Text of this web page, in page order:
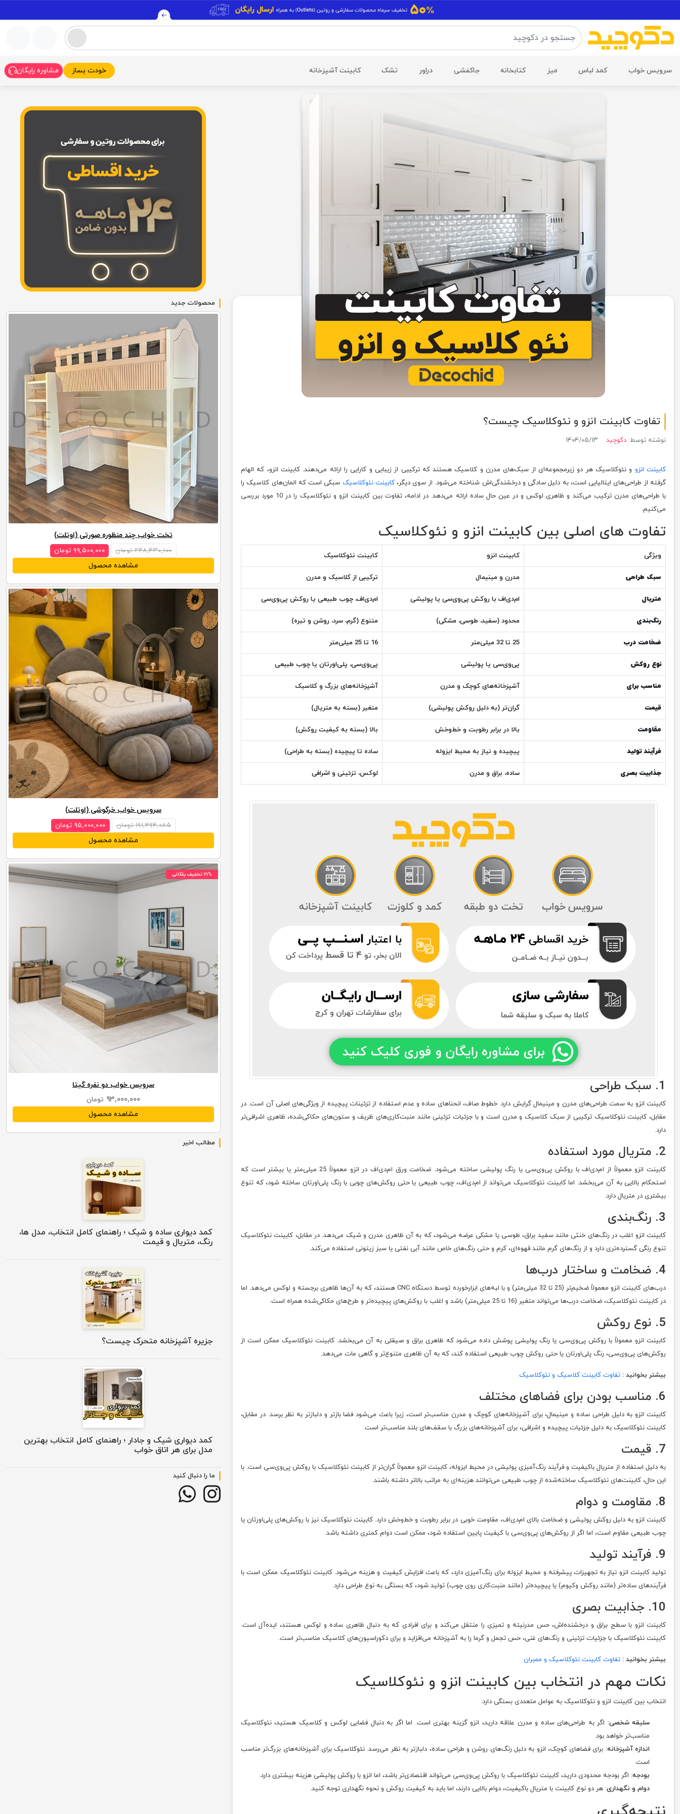
سرویس خواب کمد لباس میز کتابخانه جاکفشی دراور تشک کابینت آشپزخانه خودت بساز مشاوره رایگان
تفاوت کابینت انزو و نئوکلاسیک چیست؟
نوشته توسط: دکوچید ۱۴۰۴/۰۵/۱۳
کابینت انزو و نئوکلاسیک هر دو زیرمجموعه‌ای از سبک‌های مدرن و کلاسیک هستند که ترکیبی از زیبایی و کارایی را ارائه می‌دهند. کابینت انزو، که الهام
گرفته از طراحی‌های ایتالیایی است، به دلیل سادگی و درخشندگی‌اش شناخته می‌شود. از سوی دیگر،کابینت نئوکلاسیک سبکی است که المان‌های کلاسیک را
با طراحی‌های مدرن ترکیب می‌کند و ظاهری لوکس و در عین حال ساده ارائه می‌دهد. در ادامه، تفاوت بین کابینت انزو و نئوکلاسیک را در 10 مورد بررسی
می‌کنیم.
تفاوت های اصلی بین کابینت انزو و نئوکلاسیک
ویژگی کابینت انزو کابینت نئوکلاسیک
سبک طراحی مدرن و مینیمال ترکیبی از کلاسیک و مدرن
متریال ام‌دی‌اف با روکش پی‌وی‌سی یا پولیشی ام‌دی‌اف، چوب طبیعی یا روکش پی‌وی‌سی
رنگ‌بندی محدود (سفید، طوسی، مشکی) متنوع (گرم، سرد، روشن و تیره)
ضخامت درب 25 تا 32 میلی‌متر 16 تا 25 میلی‌متر
نوع روکش پی‌وی‌سی یا پولیشی پی‌وی‌سی، پلی‌اورتان یا چوب طبیعی
مناسب برای آشپزخانه‌های کوچک و مدرن آشپزخانه‌های بزرگ و کلاسیک
قیمت گران‌تر (به دلیل روکش پولیشی) متغیر (بسته به متریال)
مقاومت بالا در برابر رطوبت و خط‌وخش بالا (بسته به کیفیت روکش)
فرآیند تولید پیچیده و نیاز به محیط ایزوله ساده تا پیچیده (بسته به طراحی)
جذابیت بصری ساده، براق و مدرن لوکس، تزئینی و اشرافی
1. سبک طراحی
کابینت انزو به سمت طراحی‌های مدرن و مینیمال گرایش دارد. خطوط صاف، انحناهای ساده و عدم استفاده از تزئینات پیچیده از ویژگی‌های اصلی آن است. در
مقابل، کابینت نئوکلاسیک ترکیبی از سبک کلاسیک و مدرن است و با جزئیات تزئینی مانند منبت‌کاری‌های ظریف و ستون‌های حکاکی‌شده، ظاهری اشرافی‌تر
دارد.
2. متریال مورد استفاده
کابینت انزو معمولاً از ام‌دی‌اف با روکش پی‌وی‌سی یا رنگ پولیشی ساخته می‌شود. ضخامت ورق ام‌دی‌اف در انزو معمولاً 25 میلی‌متر یا بیشتر است که
استحکام بالایی به آن می‌بخشد. اما کابینت نئوکلاسیک می‌تواند از ام‌دی‌اف، چوب طبیعی یا حتی روکش‌های چوبی با رنگ پلی‌اورتان ساخته شود، که تنوع
بیشتری در متریال دارد.
3. رنگ‌بندی
کابینت انزو اغلب در رنگ‌های خنثی مانند سفید براق، طوسی یا مشکی عرضه می‌شود، که به آن ظاهری مدرن و شیک می‌دهد. در مقابل، کابینت نئوکلاسیک
تنوع رنگی گسترده‌تری دارد و از رنگ‌های گرم مانند قهوه‌ای، کرم و حتی رنگ‌های خاص مانند آبی نفتی یا سبز زیتونی استفاده می‌کند.
4. ضخامت و ساختار درب‌ها
درب‌های کابینت انزو معمولاً ضخیم‌تر (25 تا 32 میلی‌متر) و با لبه‌های ابزارخورده توسط دستگاه CNC هستند، که به آن‌ها ظاهری برجسته و لوکس می‌دهد. اما
در کابینت نئوکلاسیک، ضخامت درب‌ها می‌تواند متغیر (16 تا 25 میلی‌متر) باشد و اغلب با روکش‌های پیچیده‌تر و طرح‌های حکاکی‌شده همراه است.
5. نوع روکش
کابینت انزو معمولاً با روکش پی‌وی‌سی یا رنگ پولیشی پوشش داده می‌شود که ظاهری براق و صیقلی به آن می‌بخشد. کابینت نئوکلاسیک ممکن است از
روکش‌های پی‌وی‌سی، رنگ پلی‌اورتان یا حتی روکش چوب طبیعی استفاده کند، که به آن ظاهری متنوع‌تر و گاهی مات می‌دهد.
بیشتر بخوانید : تفاوت کابینت کلاسیک و نئوکلاسیک
6. مناسب بودن برای فضاهای مختلف
کابینت انزو به دلیل طراحی ساده و مینیمال، برای آشپزخانه‌های کوچک و مدرن مناسب‌تر است، زیرا باعث می‌شود فضا بازتر و دلبازتر به نظر برسد. در مقابل،
کابینت نئوکلاسیک به دلیل جزئیات پیچیده و اشرافی، برای آشپزخانه‌های بزرگ با سقف‌های بلند مناسب‌تر است.
7. قیمت
به دلیل استفاده از متریال باکیفیت و فرآیند رنگ‌آمیزی پولیشی در محیط ایزوله، کابینت انزو معمولاً گران‌تر از کابینت نئوکلاسیک با روکش پی‌وی‌سی است. با
این حال، کابینت‌های نئوکلاسیک ساخته‌شده از چوب طبیعی می‌توانند هزینه‌ای به مراتب بالاتر داشته باشند.
8. مقاومت و دوام
کابینت انزو به دلیل روکش پولیشی و ضخامت بالای ام‌دی‌اف، مقاومت خوبی در برابر رطوبت و خط‌وخش دارد. کابینت نئوکلاسیک نیز با روکش‌های پلی‌اورتان یا
چوب طبیعی مقاوم است، اما اگر از روکش‌های پی‌وی‌سی با کیفیت پایین استفاده شود، ممکن است دوام کمتری داشته باشد.
9. فرآیند تولید
تولید کابینت انزو نیاز به تجهیزات پیشرفته و محیط ایزوله برای رنگ‌آمیزی دارد، که باعث افزایش کیفیت و هزینه می‌شود. کابینت نئوکلاسیک ممکن است با
فرآیندهای ساده‌تر (مانند روکش وکیوم) یا پیچیده‌تر (مانند منبت‌کاری روی چوب) تولید شود، که بستگی به نوع طراحی دارد.
10. جذابیت بصری
کابینت انزو با سطح براق و درخشنده‌اش، حس مدرنیته و تمیزی را منتقل می‌کند و برای افرادی که به دنبال ظاهری ساده و لوکس هستند، ایده‌آل است.
کابینت نئوکلاسیک با جزئیات تزئینی و رنگ‌های غنی، حس تجمل و گرما را به آشپزخانه می‌افزاید و برای دکوراسیون‌های کلاسیک مناسب‌تر است.
بیشتر بخوانید : تفاوت کابینت نئوکلاسیک و ممبران
نکات مهم در انتخاب بین کابینت انزو و نئوکلاسیک
انتخاب بین کابینت انزو و نئوکلاسیک به عوامل متعددی بستگی دارد:
سلیقه شخصی: اگر به طراحی‌های ساده و مدرن علاقه دارید، انزو گزینه بهتری است. اما اگر به دنبال فضایی لوکس و کلاسیک هستید، نئوکلاسیک
مناسب‌تر خواهد بود.
اندازه آشپزخانه: برای فضاهای کوچک، انزو به دلیل رنگ‌های روشن و طراحی ساده، دلبازتر به نظر می‌رسد. نئوکلاسیک برای آشپزخانه‌های بزرگ‌تر مناسب
است.
بودجه: اگر بودجه محدودی دارید، کابینت نئوکلاسیک با روکش پی‌وی‌سی می‌تواند اقتصادی‌تر باشد، اما انزو با روکش پولیشی هزینه بیشتری دارد.
دوام و نگهداری: هر دو نوع کابینت با متریال باکیفیت، دوام بالایی دارند، اما باید به کیفیت روکش و نحوه نگهداری توجه کنید.
محصولات جدید
تخت خواب چند منظوره صورتی (اوتلت)
۲۴۸,۴۳۰,۱۰۰ تومان ۹۹,۵۰۰,۰۰۰ تومان
مشاهده محصول
سرویس خواب خرگوشی (اوتلت)
۱۹۱,۴۹۴,۰۸۵ تومان ۹۵,۰۰۰,۰۰۰ تومان
مشاهده محصول
۲۱% تخفیف پلکانی
سرویس خواب دو نفره گیتا
۹۳,۰۰۰,۰۰۰ تومان
مشاهده محصول
مطالب اخیر
کمد دیواری ساده و شیک ؛ راهنمای کامل انتخاب، مدل ها،
رنگ، متریال و قیمت
جزیره آشپزخانه متحرک چیست؟
کمد دیواری شیک و جادار ؛ راهنمای کامل انتخاب بهترین
مدل برای هر اتاق خواب
ما را دنبال کنید